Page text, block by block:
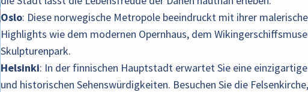
Oslo: Diese norwegische Metropole beeindruckt mit ihrer
Highlights wie dem modernen Opernhaus, dem
Skulpturenpark.
Helsinki: In der finnischen Hauptstadt erwartet Sie eine
und historischen Sehenswürdigkeiten. Besuchen Sie die